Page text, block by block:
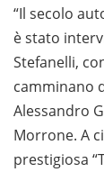
“Il secolo
è stato
Stefanelli,
camminano
Alessandro
Morrone. A
prestigiosa